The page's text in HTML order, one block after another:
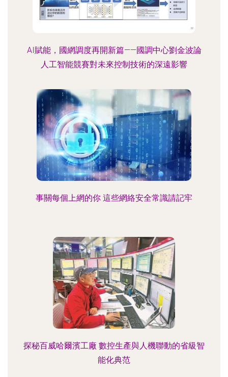
AI賦能，國網調度再開新篇——國調中心劉金波論
人工智能競賽對未來控制技術的深遠影響
事關每個上網的你 這些網絡安全常識請記牢
探秘百威哈爾濱工廠 數控生產與人機聯動的省級智
能化典范